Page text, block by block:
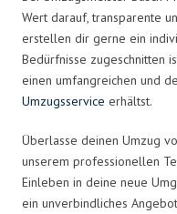
Wert darauf, transparente
erstellen dir gerne ein
Bedürfnisse zugeschnitten
einen umfangreichen und
Umzugsservice erhältst.
Überlasse deinen Umzug
unserem professionellen
Einleben in deine neue
ein unverbindliches